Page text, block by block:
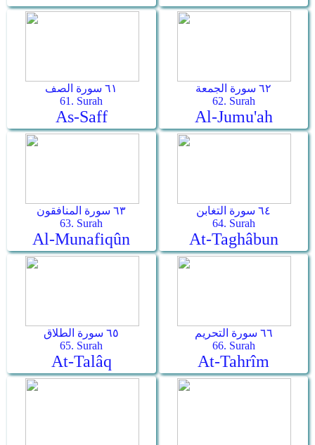
٦١ سورة الصف
61. Surah
As-Saff
٦٢ سورة الجمعة
62. Surah
Al-Jumu'ah
٦٣ سورة المنافقون
63. Surah
Al-Munafiqûn
٦٤ سورة التغابن
64. Surah
At-Taghâbun
٦٥ سورة الطلاق
65. Surah
At-Talâq
٦٦ سورة التحريم
66. Surah
At-Tahrîm